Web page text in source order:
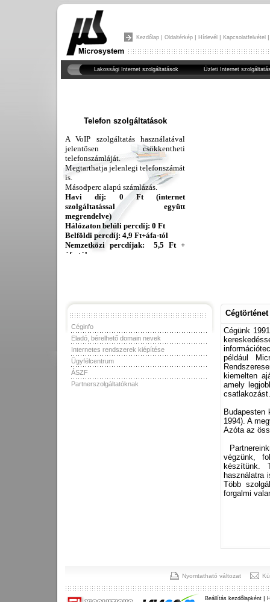
Kezdőlap | Oldaltérkép | Hírlevél | Kapcsolatfelvétel
Lakossági Internet szolgáltatások Üzleti Internet
Telefon szolgáltatások
A VoIP szolgáltatás használatával
jelentősen csökkentheti
telefonszámláját.
Megtarthatja jelenlegi telefonszámát
is.
Másodperc alapú számlázás.
Havi díj: 0 Ft (internet
szolgáltatással együtt
megrendelve)
Hálózaton belüli percdíj: 0 Ft
Belföldi percdíj: 4,9 Ft+áfa-tól
Nemzetközi percdíjak: 5,5 Ft +
áfa-tól
Céginfo
Eladó, bérelhető domain nevek
Internetes rendszerek kiépítése
Ügyfélcentrum
ÁSZF
Partnerszolgáltatóknak
Cégtörténet
Cégünk
például
kiemelten
amely
csatlakozást.
Budapesten
1994). A
Azóta az
végzünk,
készítünk.
használatra
Több
forgalmi
Nyomtatható változat
Beállítás kezdőlapként |